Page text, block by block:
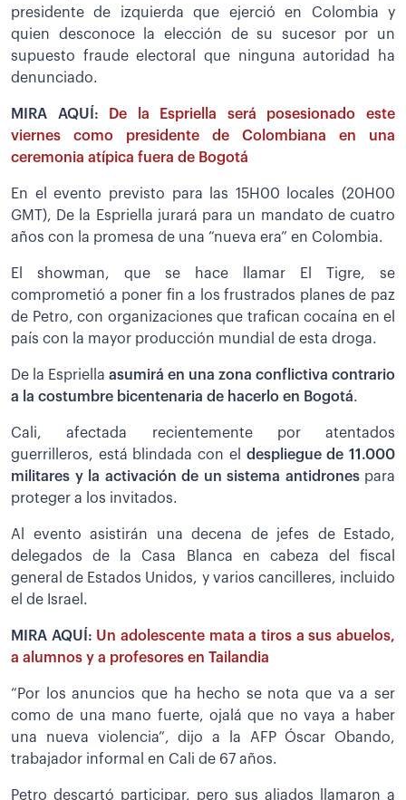
presidente de izquierda que ejerció en Colombia y
quien desconoce la elección de su sucesor por un
supuesto fraude electoral que ninguna autoridad ha
denunciado.
MIRA AQUÍ:
De la Espriella será posesionado este
viernes como presidente de Colombiana en una
ceremonia atípica fuera de Bogotá
En el evento previsto para las 15H00 locales (20H00
GMT), De la Espriella jurará para un mandato de cuatro
años con la promesa de una “nueva era” en Colombia.
El showman, que se hace llamar El Tigre, se
comprometió a poner fin a los frustrados planes de paz
de Petro, con organizaciones que trafican cocaína en el
país con la mayor producción mundial de esta droga.
De la Espriella asumirá en una zona conflictiva contrario
a la costumbre bicentenaria de hacerlo en Bogotá.
Cali, afectada recientemente por atentados
guerrilleros, está blindada con el
despliegue de 11.000
militares y la activación de un sistema antidronespara
proteger a los invitados.
Al evento asistirán una decena de jefes de Estado,
delegados de la Casa Blanca en cabeza del fiscal
general de Estados Unidos, y varios cancilleres, incluido
el de Israel.
MIRA AQUÍ: Un adolescente mata a tiros a sus abuelos,
a alumnos y a profesores en Tailandia
“Por los anuncios que ha hecho se nota que va a ser
como de una mano fuerte, ojalá que no vaya a haber
una nueva violencia”, dijo a la AFP Óscar Obando,
trabajador informal en Cali de 67 años.
Petro descartó participar, pero sus aliados llamaron a